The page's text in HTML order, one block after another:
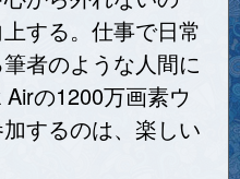
する。仕事で日常
者のような人間に
の1200万画素ウ
するのは、楽しい